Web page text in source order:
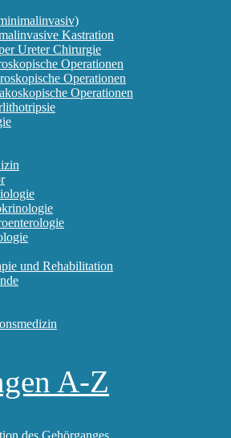
Kastration
Ureter Chirurgie
Operationen
Operationen
Operationen
und Rehabilitation
A-Z